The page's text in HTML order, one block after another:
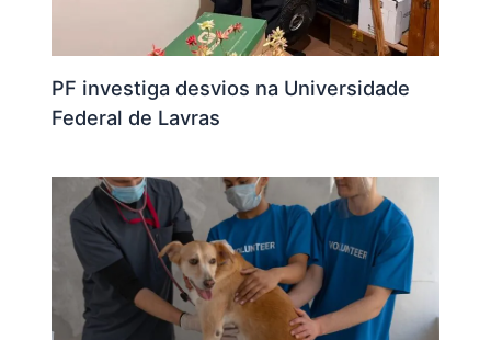
PF investiga desvios na Universidade
Federal de Lavras